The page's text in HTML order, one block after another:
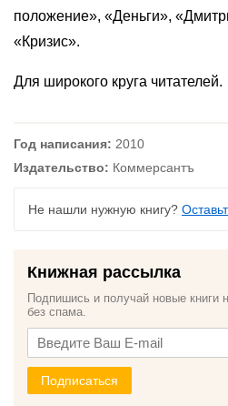
положение», «Деньги»,
«Кризис».
Для широкого круга читателей.
Год написания: 2010
Издательство: Коммерсантъ
Не нашли нужную книгу?
Книжная рассылка
Подпишись и получай новые книги
без спама.
Подписаться